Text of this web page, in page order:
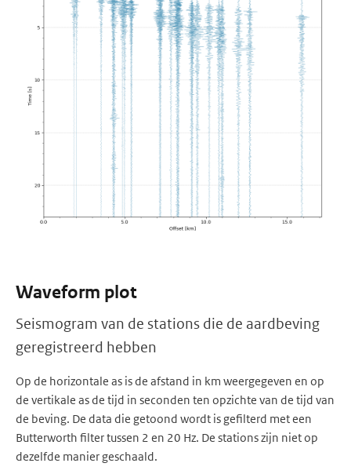
Waveform plot
Seismogram van de stations die de aardbeving
geregistreerd hebben
Op de horizontale as is de afstand in km weergegeven en op
de vertikale as de tijd in seconden ten opzichte van de tijd van
de beving. De data die getoond wordt is gefilterd met een
Butterworth filter tussen 2 en 20 Hz. De stations zijn niet op
dezelfde manier geschaald.